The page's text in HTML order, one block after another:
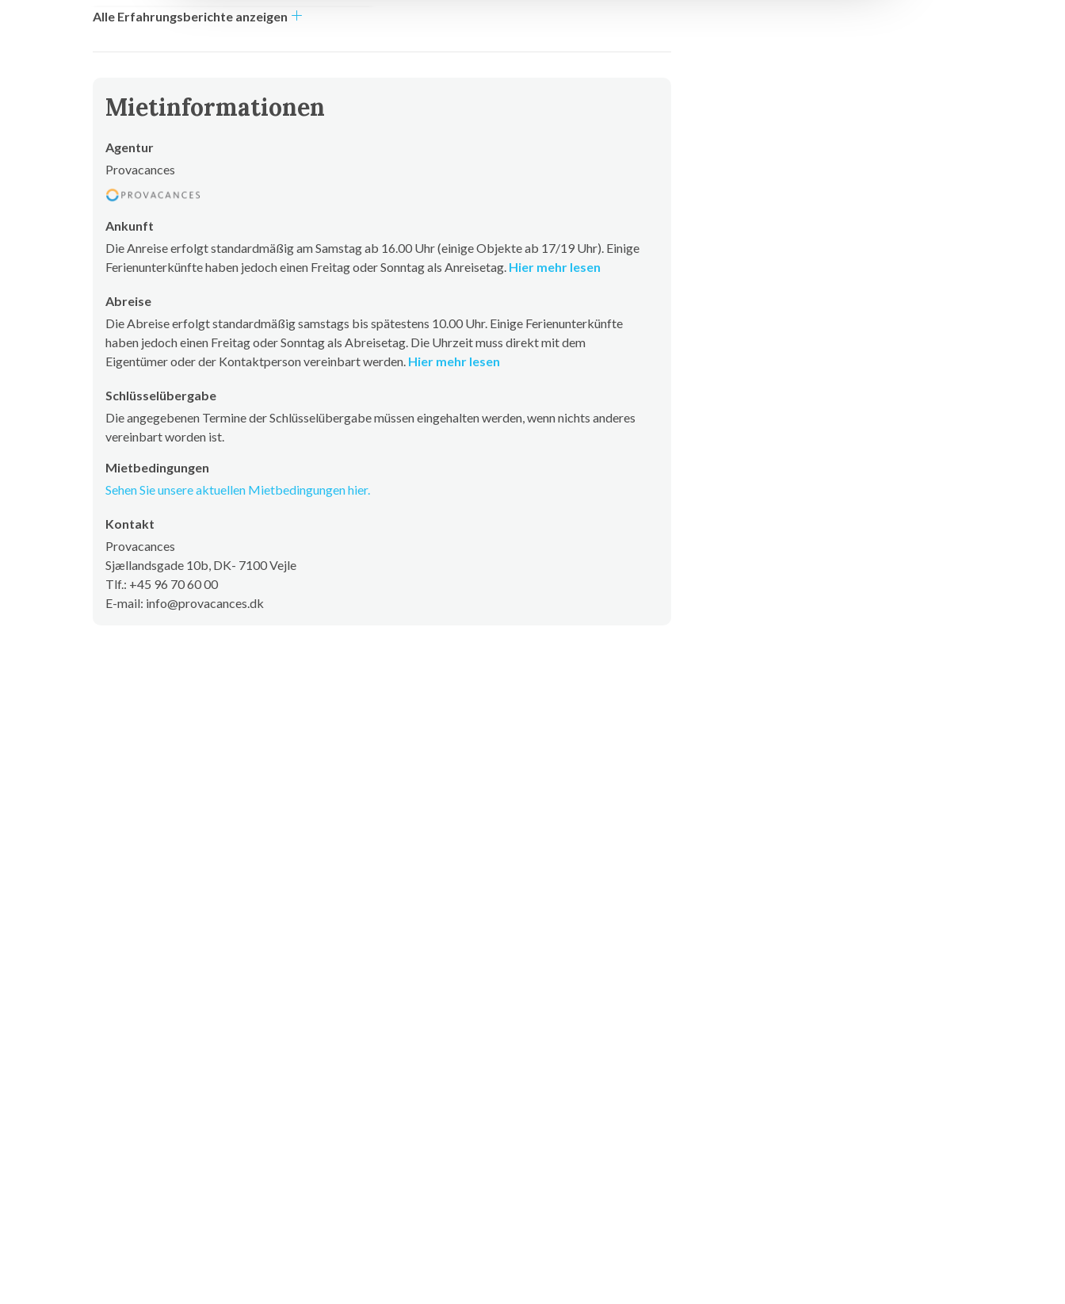
Alle Erfahrungsberichte anzeigen
Mietinformationen
Agentur
Provacances
Ankunft
Die Anreise erfolgt standardmäßig am Samstag ab 16.00 Uhr (einige Objekte ab 17/19 Uhr). Einige
Ferienunterkünfte haben jedoch einen Freitag oder Sonntag als Anreisetag. Hier mehr lesen
Abreise
Die Abreise erfolgt standardmäßig samstags bis spätestens 10.00 Uhr. Einige Ferienunterkünfte
haben jedoch einen Freitag oder Sonntag als Abreisetag. Die Uhrzeit muss direkt mit dem
Eigentümer oder der Kontaktperson vereinbart werden. Hier mehr lesen
Schlüsselübergabe
Die angegebenen Termine der Schlüsselübergabe müssen eingehalten werden, wenn nichts anderes
vereinbart worden ist.
Mietbedingungen
Sehen Sie unsere aktuellen Mietbedingungen hier.
Kontakt
Provacances
Sjællandsgade 10b, DK- 7100 Vejle
Tlf.: +45 96 70 60 00
E-mail: info@provacances.dk